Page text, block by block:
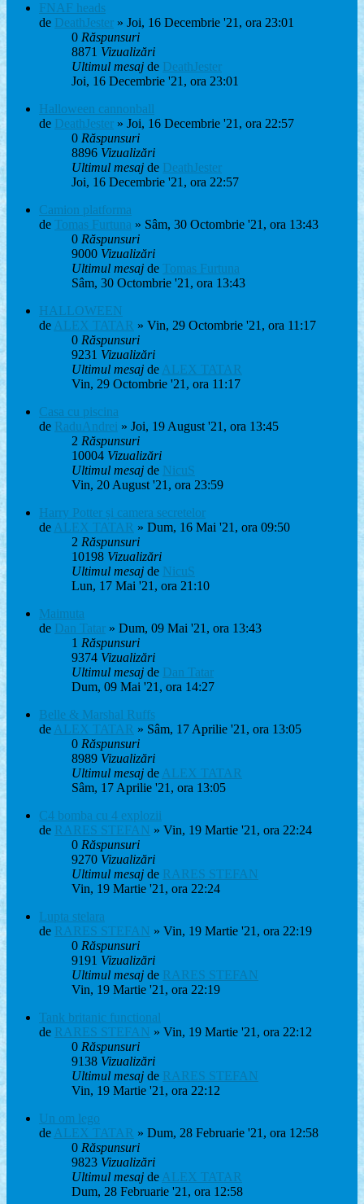
FNAF heads
de DeathJester » Joi, 16 Decembrie '21, ora 23:01
0 Răspunsuri
8871 Vizualizări
Ultimul mesaj de DeathJester
Joi, 16 Decembrie '21, ora 23:01
Halloween cannonball
de DeathJester » Joi, 16 Decembrie '21, ora 22:57
0 Răspunsuri
8896 Vizualizări
Ultimul mesaj de DeathJester
Joi, 16 Decembrie '21, ora 22:57
Camion platforma
de Tomas Furtuna » Sâm, 30 Octombrie '21, ora 13:43
0 Răspunsuri
9000 Vizualizări
Ultimul mesaj de Tomas Furtuna
Sâm, 30 Octombrie '21, ora 13:43
HALLOWEEN
de ALEX TATAR » Vin, 29 Octombrie '21, ora 11:17
0 Răspunsuri
9231 Vizualizări
Ultimul mesaj de ALEX TATAR
Vin, 29 Octombrie '21, ora 11:17
Casa cu piscina
de RaduAndrei » Joi, 19 August '21, ora 13:45
2 Răspunsuri
10004 Vizualizări
Ultimul mesaj de NicuS
Vin, 20 August '21, ora 23:59
Harry Potter și camera secretelor
de ALEX TATAR » Dum, 16 Mai '21, ora 09:50
2 Răspunsuri
10198 Vizualizări
Ultimul mesaj de NicuS
Lun, 17 Mai '21, ora 21:10
Maimuta
de Dan Tatar » Dum, 09 Mai '21, ora 13:43
1 Răspunsuri
9374 Vizualizări
Ultimul mesaj de Dan Tatar
Dum, 09 Mai '21, ora 14:27
Belle & Marshal Ruffs
de ALEX TATAR » Sâm, 17 Aprilie '21, ora 13:05
0 Răspunsuri
8989 Vizualizări
Ultimul mesaj de ALEX TATAR
Sâm, 17 Aprilie '21, ora 13:05
C4 bomba cu 4 explozii
de RARES STEFAN » Vin, 19 Martie '21, ora 22:24
0 Răspunsuri
9270 Vizualizări
Ultimul mesaj de RARES STEFAN
Vin, 19 Martie '21, ora 22:24
Lupta stelara
de RARES STEFAN » Vin, 19 Martie '21, ora 22:19
0 Răspunsuri
9191 Vizualizări
Ultimul mesaj de RARES STEFAN
Vin, 19 Martie '21, ora 22:19
Tank britanic functional
de RARES STEFAN » Vin, 19 Martie '21, ora 22:12
0 Răspunsuri
9138 Vizualizări
Ultimul mesaj de RARES STEFAN
Vin, 19 Martie '21, ora 22:12
Un om lego
de ALEX TATAR » Dum, 28 Februarie '21, ora 12:58
0 Răspunsuri
9823 Vizualizări
Ultimul mesaj de ALEX TATAR
Dum, 28 Februarie '21, ora 12:58